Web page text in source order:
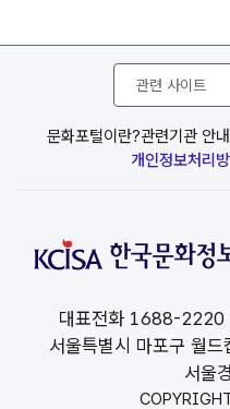
문화포털이란?관련기관 안내
개인정보처리
관
사
이
트
대표전화 1688-2220
서울특별시 마포구 월
서울